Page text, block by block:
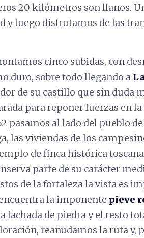
20 kilómetros son llanos.
y luego disfrutamos de las
cinco subidas, con
duro, sobre todo llegando a
de su castillo que sin duda
para reponer fuerzas en
pasamos al lado del pueblo de
las viviendas de los
de finca histórica
parte de su carácter
de la fortaleza la vista es
la imponente pieve
fachada de piedra y el resto
reanudamos la ruta y,